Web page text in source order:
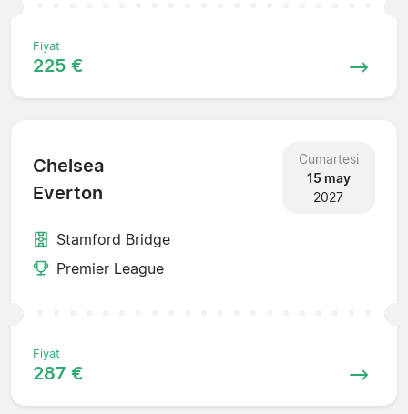
Fiyat
225 €
Chelsea
Everton
Cumartesi
15 may
2027
Stamford Bridge
Premier League
Fiyat
287 €